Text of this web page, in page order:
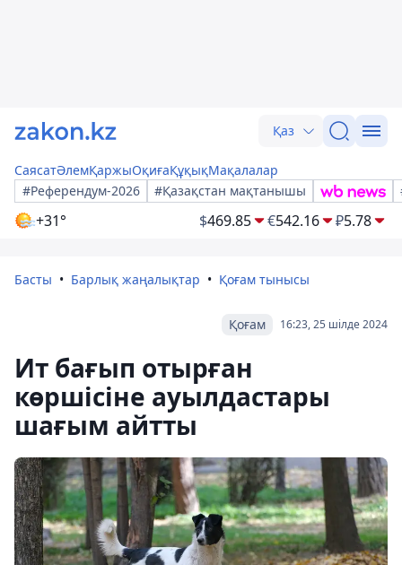
Қаз
СаясатӘлемҚаржыОқиғаҚұқықМақалалар
#Референдум-2026
#Қазақстан мақтанышы
+31° $469.85 €542.16 ₽5.78
Басты Барлық жаңалықтар Қоғам тынысы
16:23, 25 шілде 2024
Қоғам
Ит бағып отырған
көршісіне ауылдастары
шағым айтты